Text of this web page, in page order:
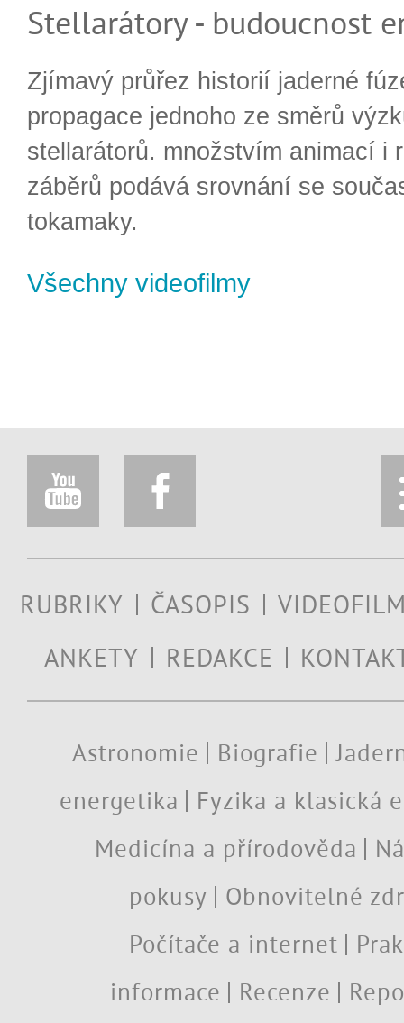
Stellarátory - budoucnost
Zjímavý průřez historií jaderné
propagace jednoho ze směrů
stellarátorů. množstvím animací i
záběrů podává srovnání se
tokamaky.
Všechny videofilmy
RUBRIKY ČASOPIS
ANKETY
REDAKCE
Astronomie Biografie
energetika
Fyzika a klasická
Medicína a přírodověda
pokusy
Obnovitelné
Počítače a internet
informace
Recenze